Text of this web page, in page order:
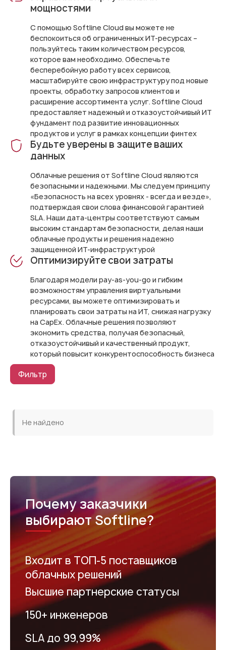
мощностями
С помощью Softline Cloud вы можете не
беспокоиться об ограниченных ИТ-ресурсах –
пользуйтесь таким количеством ресурсов,
которое вам необходимо. Обеспечьте
бесперебойную работу всех сервисов,
масштабируйте свою инфраструктуру под новые
проекты, обработку запросов клиентов и
расширение ассортимента услуг. Softline Cloud
предоставляет надежный и отказоустойчивый ИТ
фундамент под развитие инновационных
продуктов и услуг в рамках концепции финтеx
Будьте уверены в защите ваших
данных
Облачные решения от Softline Cloud являются
безопасными и надежными. Мы следуем принципу
«Безопасность на всех уровнях - всегда и везде»,
подтверждая свои слова финансовой гарантией
SLA. Наши дата-центры соответствуют самым
высоким стандартам безопасности, делая наши
облачные продукты и решения надежно
защищенной ИТ-инфраструктурой
Оптимизируйте свои затраты
Благодаря модели pay-as-you-go и гибким
возможностям управления виртуальными
ресурсами, вы можете оптимизировать и
планировать свои затраты на ИТ, снижая нагрузку
на CapEx. Облачные решения позволяют
экономить средства, получая безопасный,
отказоустойчивый и качественный продукт,
который повысит конкурентоспособность бизнеса
Фильтр
Не найдено
Почему заказчики
выбирают Softline?
Входит в ТОП-5 поставщиков
облачных решений
Высшие партнерские статусы
150+ инженеров
SLA до 99,99%